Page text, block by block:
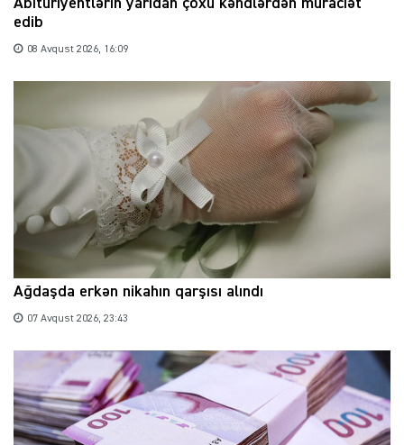
Abituriyentlərin yarıdan çoxu kəndlərdən müraciət
edib
08 Avqust 2026, 16:09
Ağdaşda erkən nikahın qarşısı alındı
07 Avqust 2026, 23:43